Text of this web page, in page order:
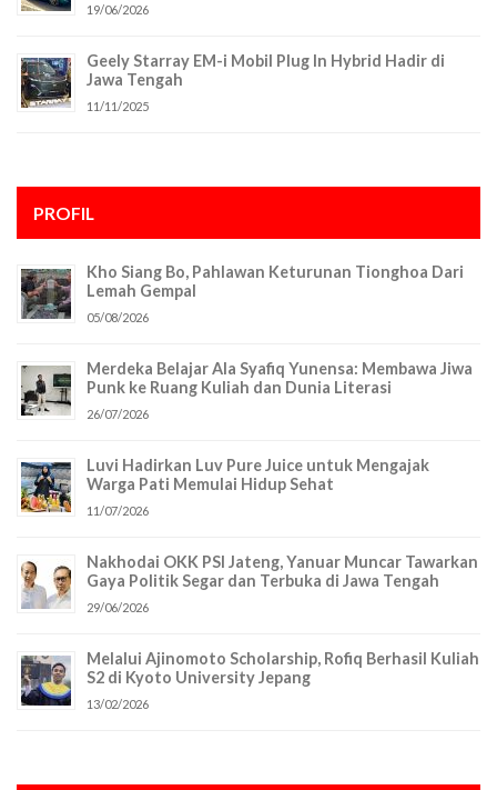
19/06/2026
Geely Starray EM-i Mobil Plug In Hybrid Hadir di
Jawa Tengah
11/11/2025
PROFIL
Kho Siang Bo, Pahlawan Keturunan Tionghoa Dari
Lemah Gempal
05/08/2026
Merdeka Belajar Ala Syafiq Yunensa: Membawa Jiwa
Punk ke Ruang Kuliah dan Dunia Literasi
26/07/2026
Luvi Hadirkan Luv Pure Juice untuk Mengajak
Warga Pati Memulai Hidup Sehat
11/07/2026
Nakhodai OKK PSI Jateng, Yanuar Muncar Tawarkan
Gaya Politik Segar dan Terbuka di Jawa Tengah
29/06/2026
Melalui Ajinomoto Scholarship, Rofiq Berhasil Kuliah
S2 di Kyoto University Jepang
13/02/2026